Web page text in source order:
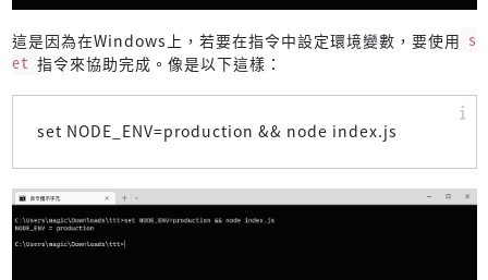
這是因為在Windows上，若要在指令中設定環境變數，要使用 s
et 指令來協助完成。像是以下這樣：
set NODE_ENV=production && node index.js